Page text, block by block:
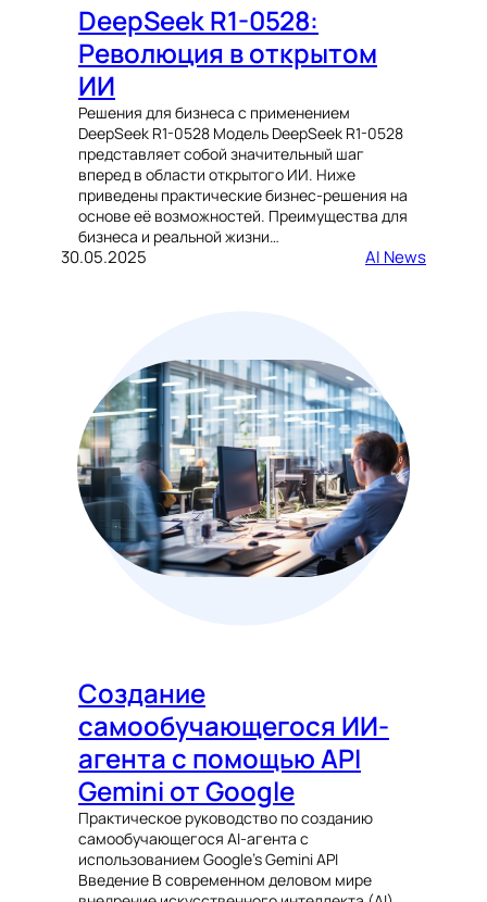
DeepSeek R1-0528:
Революция в открытом
ИИ
Решения для бизнеса с применением
DeepSeek R1-0528 Модель DeepSeek R1-0528
представляет собой значительный шаг
вперед в области открытого ИИ. Ниже
приведены практические бизнес-решения на
основе её возможностей. Преимущества для
бизнеса и реальной жизни…
30.05.2025 AI News
Создание
самообучающегося ИИ-
агента с помощью API
Gemini от Google
Практическое руководство по созданию
самообучающегося AI-агента с
использованием Google’s Gemini API
Введение В современном деловом мире